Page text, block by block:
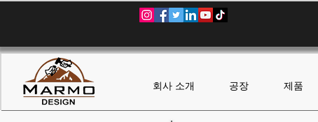
회사 소개 공장 제품